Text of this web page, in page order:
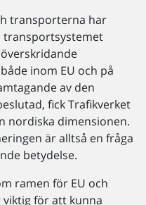
transporterna har
transportsystemet
inom EU och på
av den
fick Trafikverket
nordiska dimensionen.
är alltså en fråga
betydelse.
ramen för EU och
viktig för att kunna